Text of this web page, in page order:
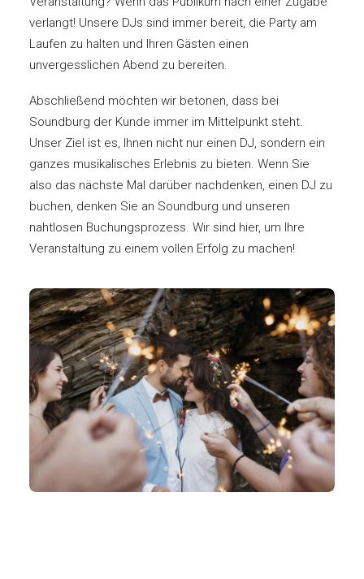
verlangt! Unsere DJs sind immer bereit, die Party am
Laufen zu halten und Ihren Gästen einen
unvergesslichen Abend zu bereiten.
Abschließend möchten wir betonen, dass bei
Soundburg der Kunde immer im Mittelpunkt steht.
Unser Ziel ist es, Ihnen nicht nur einen DJ, sondern ein
ganzes musikalisches Erlebnis zu bieten. Wenn Sie
also das nächste Mal darüber nachdenken, einen DJ zu
buchen, denken Sie an Soundburg und unseren
nahtlosen Buchungsprozess. Wir sind hier, um Ihre
Veranstaltung zu einem vollen Erfolg zu machen!